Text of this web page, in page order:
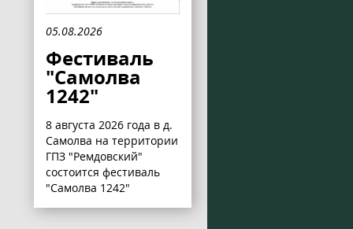
05.08.2026
Фестиваль
"Самолва
1242"
8 августа 2026 года в д.
Самолва на территории
ГПЗ "Ремдовский"
состоится фестиваль
"Самолва 1242"